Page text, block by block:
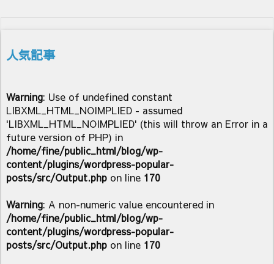
人気記事
Warning: Use of undefined constant
LIBXML_HTML_NOIMPLIED - assumed
'LIBXML_HTML_NOIMPLIED' (this will throw an Error in a
future version of PHP) in
/home/fine/public_html/blog/wp-
content/plugins/wordpress-popular-
posts/src/Output.php on line 170
Warning: A non-numeric value encountered in
/home/fine/public_html/blog/wp-
content/plugins/wordpress-popular-
posts/src/Output.php on line 170